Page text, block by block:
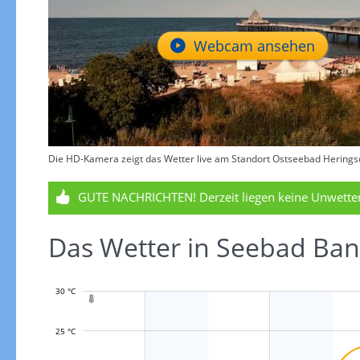
Webcam ansehen
Die HD-Kamera zeigt das Wetter live am Standort Ostseebad
GUTE NACHRICHTEN! Derzeit liegen keine
Das Wetter in Seebad

30 °C
25 °C